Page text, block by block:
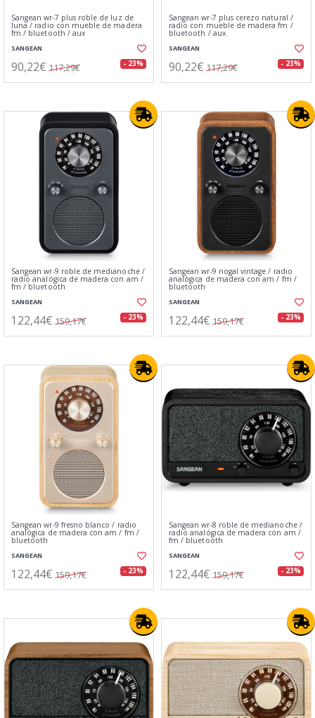
Sangean wr-7 plus roble de luz de
luna / radio con mueble de madera
fm / bluetooth / aux
SANGEAN
90,22€ 117,29€ - 23%
Sangean wr-7 plus cerezo natural /
radio con mueble de madera fm /
bluetooth / aux
SANGEAN
90,22€ 117,29€ - 23%
Sangean wr-9 roble de medianoche /
radio analógica de madera con am /
fm / bluetooth
SANGEAN
122,44€ 159,17€ - 23%
Sangean wr-9 nogal vintage / radio
analógica de madera con am / fm /
bluetooth
SANGEAN
122,44€ 159,17€ - 23%
Sangean wr-9 fresno blanco / radio
analógica de madera con am / fm /
bluetooth
SANGEAN
122,44€ 159,17€ - 23%
Sangean wr-8 roble de medianoche /
radio analógica de madera con am /
fm / bluetooth
SANGEAN
122,44€ 159,17€ - 23%